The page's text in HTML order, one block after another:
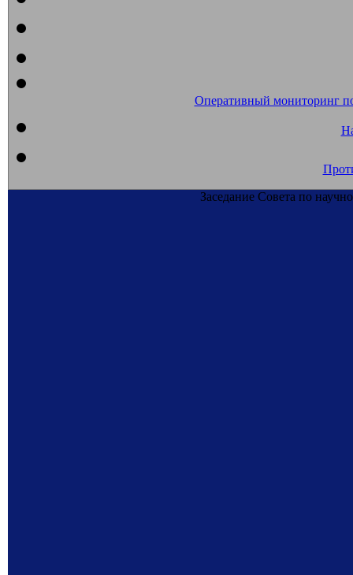
Оперативный мониторинг
Заседание Совета по